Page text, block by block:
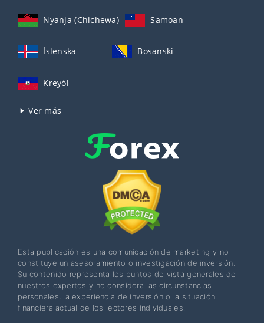
Nyanja (Chichewa) Samoan
Íslenska Bosanski
Kreyòl
Ver más
Esta publicación es una comunicación de marketing y no
constituye un asesoramiento o investigación de inversión.
Su contenido representa los puntos de vista generales de
nuestros expertos y no considera las circunstancias
personales, la experiencia de inversión o la situación
financiera actual de los lectores individuales.